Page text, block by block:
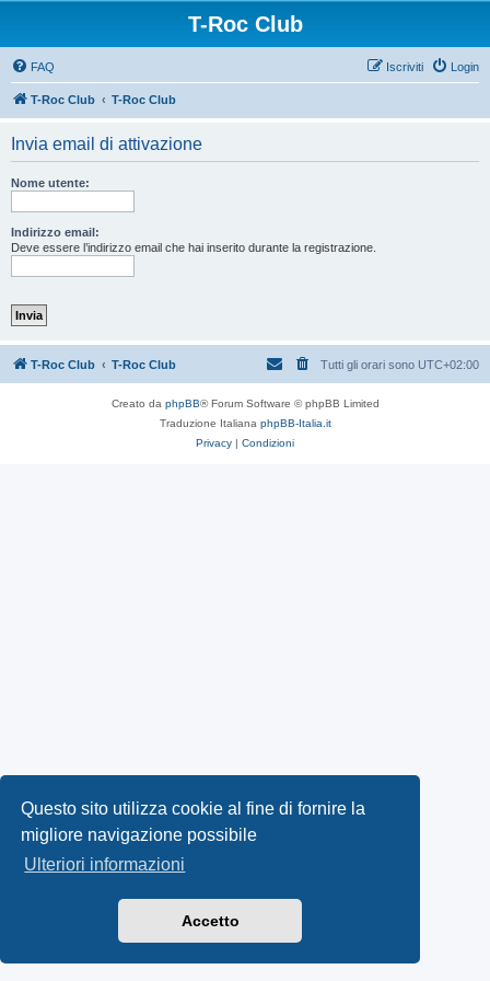
Questo sito utilizza cookie al fine di fornire la
migliore navigazione possibile
Ulteriori informazioni
Accetto
T-Roc Club
FAQ Login
Iscriviti
T-Roc Club T-Roc Club
Invia email di attivazione
Nome utente:
Indirizzo email:
Deve essere l’indirizzo email che hai inserito durante la registrazione.
T-Roc Club T-Roc Club Tutti gli orari sono UTC+02:00
Creato da phpBB® Forum Software © phpBB Limited
Traduzione Italiana phpBB-Italia.it
Privacy | Condizioni